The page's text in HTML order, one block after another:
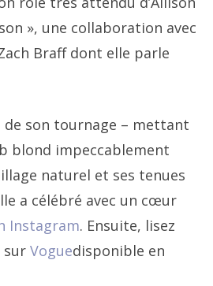
», une collaboration avec
Braff dont elle parle
de son tournage – mettant
blond impeccablement
naturel et ses tenues
a célébré avec un cœur
Instagram. Ensuite, lisez
sur Voguedisponible en